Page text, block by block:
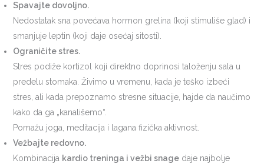
Spavajte dovoljno.
Nedostatak sna povećava hormon grelina (koji stimuliše glad) i
smanjuje leptin (koji daje osećaj sitosti).
Ograničite stres.
Stres podiže kortizol koji direktno doprinosi taloženju sala u
predelu stomaka. Živimo u vremenu, kada je teško izbeći
stres, ali kada prepoznamo stresne situacije, hajde da naučimo
kako da ga „kanališemo“.
Pomažu joga, meditacija i lagana fizička aktivnost.
Vežbajte redovno.
Kombinacija kardio treninga i vežbi snagedaje najbolje